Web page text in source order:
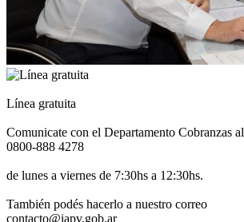
Línea gratuita
Comunicate con el Departamento Cobranzas al
0800-888 4278
de lunes a viernes de 7:30hs a 12:30hs.
También podés hacerlo a nuestro correo
contacto@iapv.gob.ar